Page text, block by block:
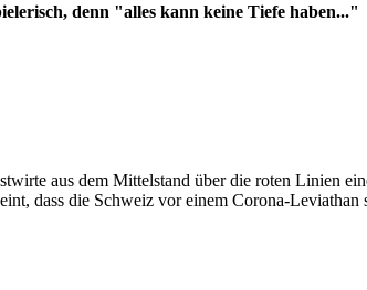
denn "alles kann keine Tiefe haben..."
aus dem Mittelstand über die roten Linien
dass die Schweiz vor einem Corona-